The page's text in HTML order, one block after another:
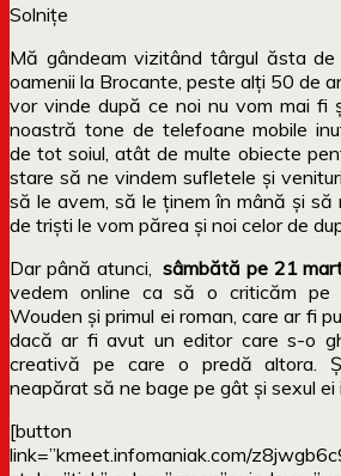
Solnițe
Mă gândeam vizitând târgul ăsta
oamenii la Brocante, peste alți 50 de
vor vinde după ce noi nu vom mai fi
noastră tone de telefoane mobile
de tot soiul, atât de multe obiecte
stare să ne vindem sufletele și
să le avem, să le ținem în mână și să
de triști le vom părea și noi celor de
Dar până atunci, sâmbătă pe 21
vedem online ca să o criticăm pe
Wouden și primul ei roman, care ar fi
dacă ar fi avut un editor care s-o
creativă pe care o predă altora.
neapărat să ne bage pe gât și sexul
[button
link=”kmeet.infomaniak.com/